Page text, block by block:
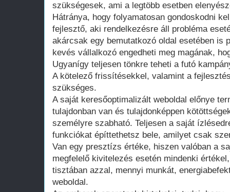
szükségesek, ami a legtöbb esetben
Hátránya, hogy folyamatosan gondoskodni
fejlesztő, aki rendelkezésre áll probléma
akárcsak egy bemutatkozó oldal esetében is
kevés vállalkozó engedheti meg magának,
Ugyanígy teljesen tönkre teheti a futó
A kötelező frissítésekkel, valamint a
szükséges.
A saját keresőoptimalizált weboldal előnye
tulajdonban van és tulajdonképpen
személyre szabható. Teljesen a saját
funkciókat építtethetsz bele, amilyet csak
Van egy presztízs értéke, hiszen valóban a
megfelelő kivitelezés esetén mindenki
tisztában azzal, mennyi munkát,
weboldal.